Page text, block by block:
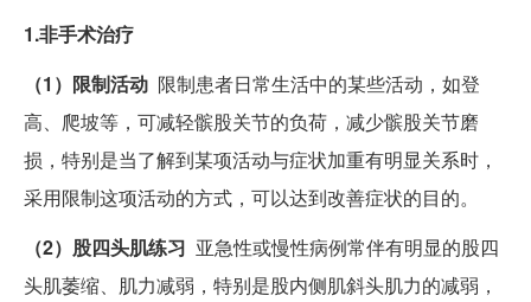
1.非手术治疗
（1）限制活动 限制患者日常生活中的某些活动，如登
高、爬坡等，可减轻髌股关节的负荷，减少髌股关节磨
损，特别是当了解到某项活动与症状加重有明显关系时，
采用限制这项活动的方式，可以达到改善症状的目的。
（2）股四头肌练习 亚急性或慢性病例常伴有明显的股四
头肌萎缩、肌力减弱，特别是股内侧肌斜头肌力的减弱，